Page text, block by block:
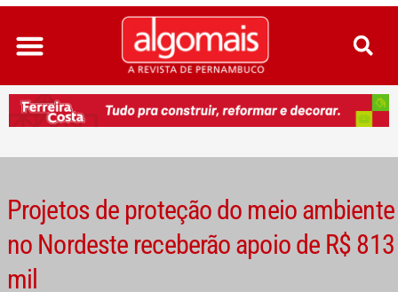
Ir
para
conteúdo
Projetos de proteção do meio ambiente
no Nordeste receberão apoio de R$ 813
mil